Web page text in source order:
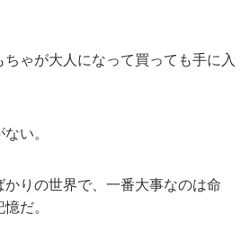
ゃが大人になって買っても手に入
い。
りの世界で、一番大事なのは命
だ。